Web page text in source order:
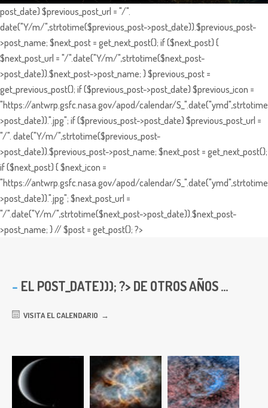
post_date) $previous_post_url = "/".
date("Y/m/",strtotime($previous_post->post_date)).$previous_post-
>post_name; $next_post = get_next_post(); if ($next_post) {
$next_post_url = "/".date("Y/m/",strtotime($next_post-
>post_date)).$next_post->post_name; } $previous_post =
get_previous_post(); if ($previous_post->post_date) $previous_icon =
"https://antwrp.gsfc.nasa.gov/apod/calendar/
>post_date)).".jpg"; if ($previous_post->post_date) $previous_post_url =
"/". date("Y/m/",strtotime($previous_post-
>post_date)).$previous_post->post_name; $next_post = get_next_post();
if ($next_post) { $next_icon =
"https://antwrp.gsfc.nasa.gov/apod/calendar/
>post_date)).".jpg"; $next_post_url =
"/".date("Y/m/",strtotime($next_post->post_date)).$next_post-
>post_name; } // $post = get_post(); ?>
EL POST_DATE))); ?> DE OTROS AÑOS ...
VISITA EL CALENDARIO